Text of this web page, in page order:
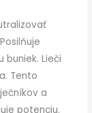
Lieči
Tento
a
potenciu.